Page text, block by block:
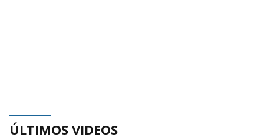
ÚLTIMOS VIDEOS